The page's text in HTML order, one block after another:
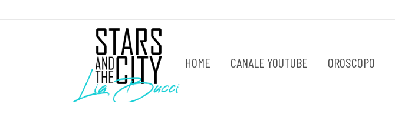
HOME CANALE YOUTUBE OROSCOPO